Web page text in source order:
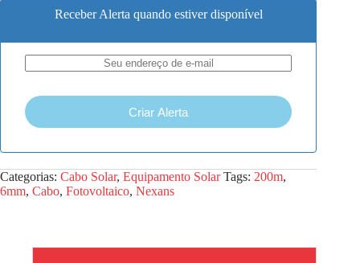
Receber Alerta quando estiver disponível
Criar Alerta
Categorias: Cabo Solar, Equipamento Solar Tags: 200m,
6mm, Cabo, Fotovoltaico, Nexans